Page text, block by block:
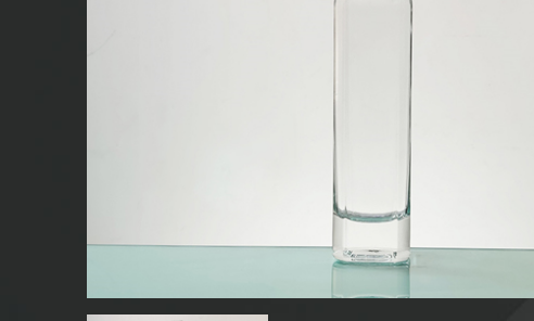
CZAPKA/ZAMKNIĘCIA/ETYKIETY DO SZKŁA